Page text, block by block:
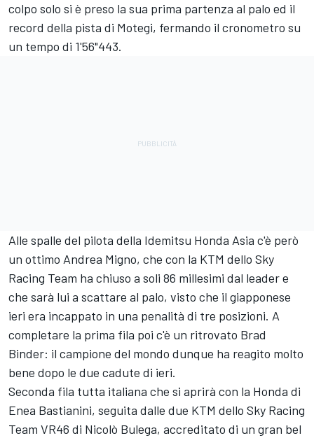
colpo solo si è preso la sua prima partenza al palo ed il
record della pista di Motegi, fermando il cronometro su
un tempo di 1'56"443.
Alle spalle del pilota della Idemitsu Honda Asia c'è però
un ottimo Andrea Migno, che con la KTM dello Sky
Racing Team ha chiuso a soli 86 millesimi dal leader e
che sarà lui a scattare al palo, visto che il giapponese
ieri era incappato in una penalità di tre posizioni. A
completare la prima fila poi c'è un ritrovato Brad
Binder: il campione del mondo dunque ha reagito molto
bene dopo le due cadute di ieri.
Seconda fila tutta italiana che si aprirà con la Honda di
Enea Bastianini, seguita dalle due KTM dello Sky Racing
Team VR46 di Nicolò Bulega, accreditato di un gran bel